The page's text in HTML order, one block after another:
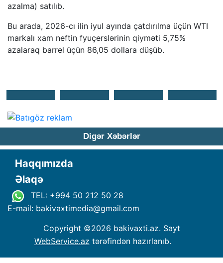
azalma) satılıb.
Bu arada, 2026-cı ilin iyul ayında çatdırılma üçün WTI
markalı xam neftin fyuçerslərinin qiyməti 5,75%
azalaraq barrel üçün 86,05 dollara düşüb.
Digər Xəbərlər
Haqqımızda
Əlaqə
TEL: +994 50 212 50 28
E-mail: bakivaxtimedia@gmail.com
Copyright ©2026 bakivaxti.az. Sayt
WebService.az tərəfindən hazırlanıb.